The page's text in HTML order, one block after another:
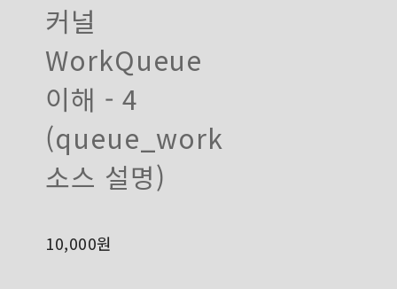
커널
WorkQueue
이해 - 4
(queue_work
소스 설명)
10,000원